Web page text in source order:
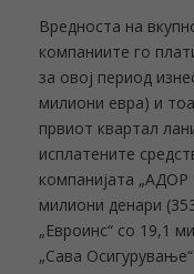
Вредноста на
компаниите го
за овој период
милиони евра) и
првиот квартал
исплатените
компанијата „АДОР
милиони денари
„Евроинс“ со 19,1
„Сава